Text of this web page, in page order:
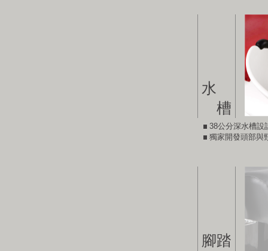
水
槽
38公分深水槽設
獨家開發頭部與
腳踏